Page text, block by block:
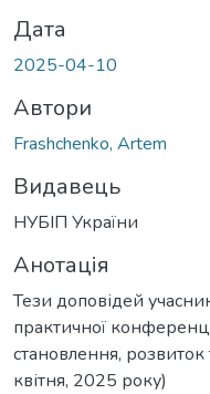
Дата
2025-04-10
Автори
Frashchenko, Artem
Видавець
НУБІП України
Анотація
Тези доповідей
практичної
становлення,
квітня, 2025 року)